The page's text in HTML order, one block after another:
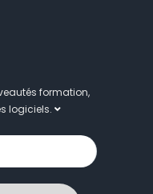
formation,
logiciels.